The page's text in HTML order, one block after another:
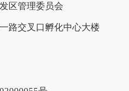
区管理委员会
路交叉口孵化中心大楼